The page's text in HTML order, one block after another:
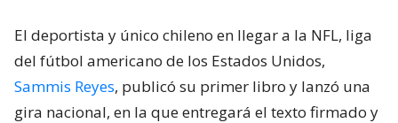
El deportista y único chileno en llegar a la NFL, liga
del fútbol americano de los Estados Unidos,
Sammis Reyes, publicó su primer libro y lanzó una
gira nacional, en la que entregará el texto firmado y